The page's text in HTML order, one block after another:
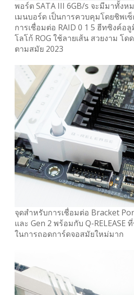
พอร์ต SATA III 6GB/s จะมีมาทั้ง
เมนบอร์ด เป็นการควบคุมโดยชิพเ
การเชื่อมต่อ RAID 0 1 5 ฮีทซิงค์อ
โลโก้ ROG ใช้ลายเส้น สวยงาม โด
ตามสมัย 2023
จุดสำหรับการเชื่อมต่อ Bracket
และ Gen 2 พร้อมกับ Q-RELEASE
ในการถอดการ์ดจอสมัยใหม่มาก